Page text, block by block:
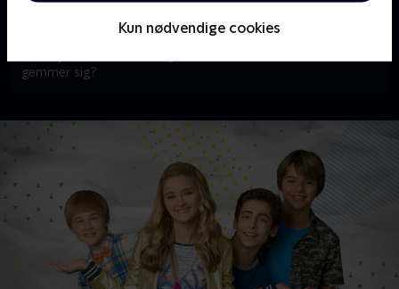
Kun nødvendige cookies
en sjov lille detalje, der giver serien et ekstra pift og gør
hver episode til en lille form for skattejagt. Så næste gang
du sætter dig til rette for at følge firlingernes eventyr, så
gemmer sig?